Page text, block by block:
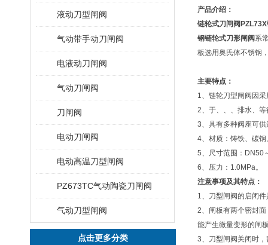
液动刀型闸阀
气动带手动刀闸阀
电液动刀闸阀
气动刀闸阀
刀闸阀
电动刀闸阀
电动高温刀型闸阀
PZ673TC气动陶瓷刀闸阀
气动刀型闸阀
点击更多分类
产品介绍：
链轮式刀闸阀 PZL73X
钢链轮式刀形闸阀 系
板选用奥氏体不锈钢
主要特点：
1、链轮刀型闸阀因
2、于、、、排水、等
3、具有多种阀座可
4、材质：铸铁、碳
5、尺寸范围：DN50
6、压力：1.0MPa。
注意事项及其特点：
1、刀型闸阀的启闭
2、闸板有两个密封
能产生微量变形的闸
3、刀型闸阀关闭时